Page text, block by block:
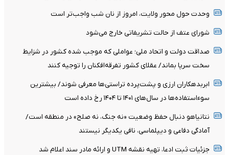
وحدت حول محور ولایت، امروز از نان شب واجب‌تر است
شورای عتف از حالت تشریفاتی خارج می‌شود
صداقت دولت و اتحاد ملی؛ عواملی که موجب شده کشور در شزایط
سخت سرپا بماند/ عقلای کشور تفرقه‌افکنان را توجیه کنند
ابربدهکاران ارزی و پشت‌پرده تراستی‌ها معرفی شوند/ بیشترین
سوءاستفاده‌ها در سال‌های ۱۴۰۱ تا ۱۴۰۴ رخ داده است
نتانیاهو دنبال حفظ وضعیت «نه جنگ، نه صلح» در منطقه است/
آمادگی دفاعی و دیپلماسی، نافی یکدیگر نیستند
جزئیات ثبت ادعا، تهیه نقشه UTM و ارائه مادر سند اعلام شد